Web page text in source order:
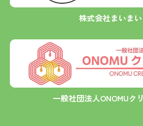
株式会社まいまい
一般社団法人ONOMUク